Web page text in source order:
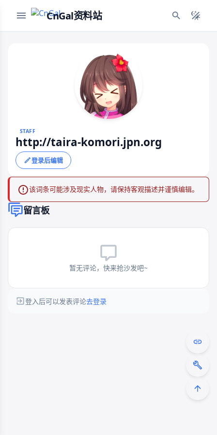
CnGal资料站
STAFF
http://taira-komori.jpn.org
登录后编辑
该词条可能涉及现实人物，请保持客观描述并谨慎编辑。
留言板
暂无评论，快来抢沙发吧~
登入后可以发表评论去登录